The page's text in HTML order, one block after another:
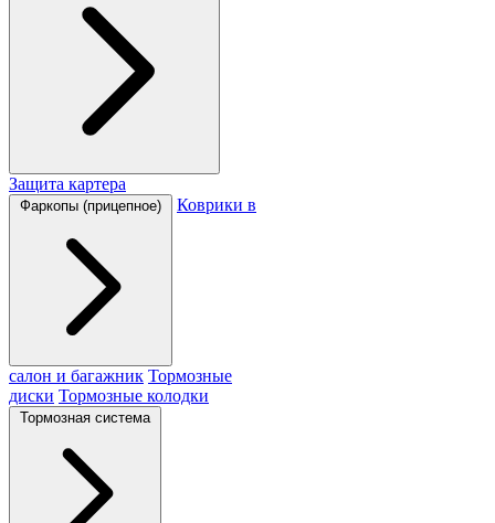
Защита картера
Фаркопы (прицепное) Коврики в
салон и багажник Тормозные
диски Тормозные колодки
Тормозная система